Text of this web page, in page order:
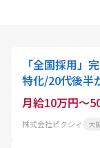
「全国採用」
特化/20代後半
月給10万円～
株式会社ピクシィ 大